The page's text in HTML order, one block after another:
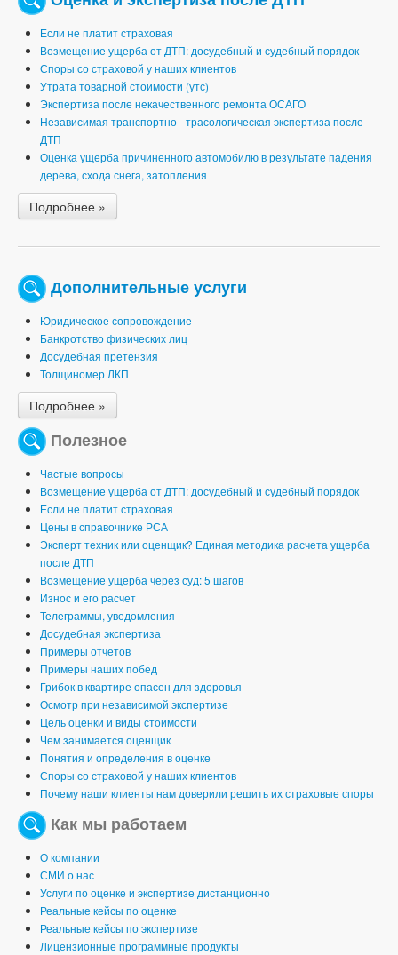
Если не платит страховая
Возмещение ущерба от ДТП: досудебный и судебный порядок
Споры со страховой у наших клиентов
Утрата товарной стоимости (утс)
Экспертиза после некачественного ремонта ОСАГО
Независимая транспортно - трасологическая экспертиза после
ДТП
Оценка ущерба причиненного автомобилю в результате падения
дерева, схода снега, затопления
Подробнее »
Дополнительные услуги
Юридическое сопровождение
Банкротство физических лиц
Досудебная претензия
Толщиномер ЛКП
Подробнее »
Полезное
Частые вопросы
Возмещение ущерба от ДТП: досудебный и судебный порядок
Если не платит страховая
Цены в справочнике РСА
Эксперт техник или оценщик? Единая методика расчета ущерба
после ДТП
Возмещение ущерба через суд: 5 шагов
Износ и его расчет
Телеграммы, уведомления
Досудебная экспертиза
Примеры отчетов
Примеры наших побед
Грибок в квартире опасен для здоровья
Осмотр при независимой экспертизе
Цель оценки и виды стоимости
Чем занимается оценщик
Понятия и определения в оценке
Споры со страховой у наших клиентов
Почему наши клиенты нам доверили решить их страховые споры
Как мы работаем
О компании
СМИ о нас
Услуги по оценке и экспертизе дистанционно
Реальные кейсы по оценке
Реальные кейсы по экспертизе
Лицензионные программные продукты